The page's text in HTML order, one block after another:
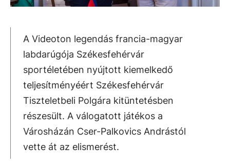
A Videoton legendás francia-magyar
labdarúgója Székesfehérvár
sportéletében nyújtott kiemelkedő
teljesítményéért Székesfehérvár
Tiszteletbeli Polgára kitüntetésben
részesült. A válogatott játékos a
Városházán Cser-Palkovics Andrástól
vette át az elismerést.